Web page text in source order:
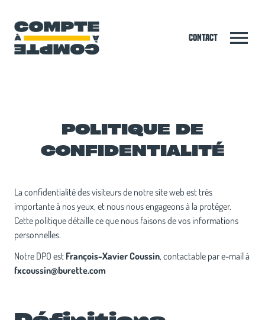
Contact
POLITIQUE DE
CONFIDENTIALITÉ
La confidentialité des visiteurs de notre site web est très
importante à nos yeux, et nous nous engageons à la protéger.
Cette politique détaille ce que nous faisons de vos informations
personnelles.
Notre DPO est François-Xavier Coussin, contactable par e-mail à
fxcoussin@burette.com